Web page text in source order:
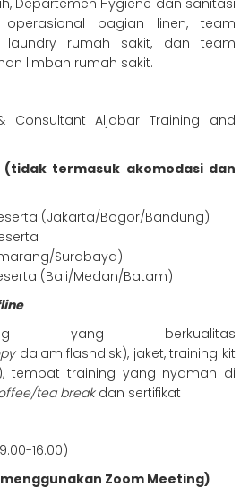
Departemen Hygiene dan sanitasi
bagian linen, team
laundry rumah sakit, dan team
limbah rumah sakit.
Consultant Aljabar Training and
(tidak termasuk akomodasi dan
(Jakarta/Bogor/Bandung)
Surabaya)
(Bali/Medan/Batam)
yang berkualitas
dalam flashdisk), jaket, training kit
tempat training yang nyaman di
tea breakdan sertifikat
16.00)
Zoom Meeting)